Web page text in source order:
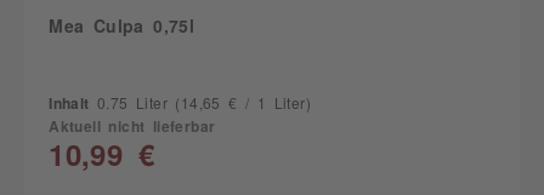
Mea Culpa 0,75l
Inhalt 0.75 Liter (14,65 € / 1 Liter)
Aktuell nicht lieferbar
10,99 €